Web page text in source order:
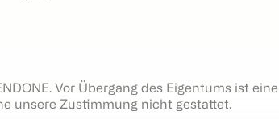
Vor Übergang des Eigentums ist eine
unsere Zustimmung nicht gestattet.